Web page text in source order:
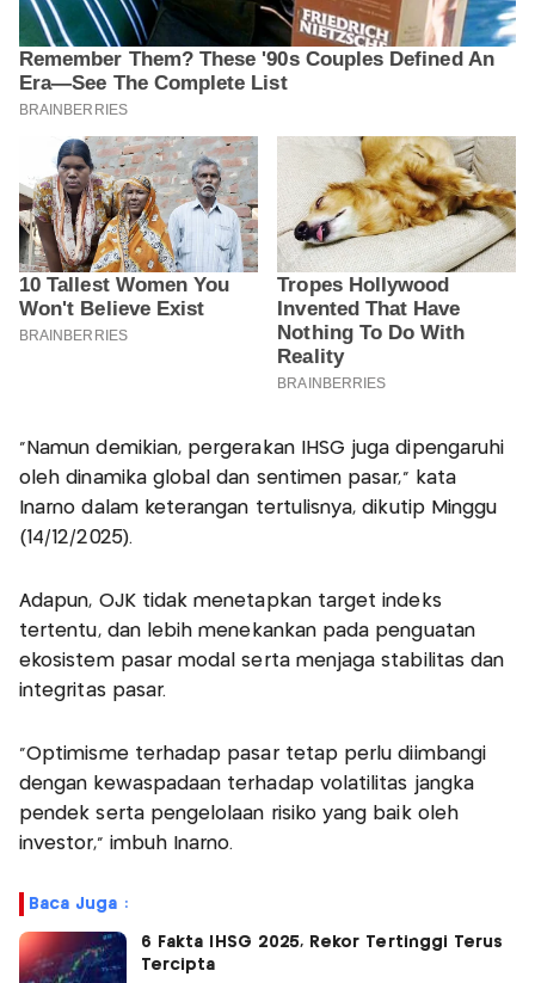
“Namun demikian, pergerakan IHSG juga dipengaruhi
oleh dinamika global dan sentimen pasar,” kata
Inarno dalam keterangan tertulisnya, dikutip Minggu
(14/12/2025).
Adapun, OJK tidak menetapkan target indeks
tertentu, dan lebih menekankan pada penguatan
ekosistem pasar modal serta menjaga stabilitas dan
integritas pasar.
“Optimisme terhadap pasar tetap perlu diimbangi
dengan kewaspadaan terhadap volatilitas jangka
pendek serta pengelolaan risiko yang baik oleh
investor,” imbuh Inarno.
Baca Juga :
6 Fakta IHSG 2025, Rekor Tertinggi Terus
Tercipta